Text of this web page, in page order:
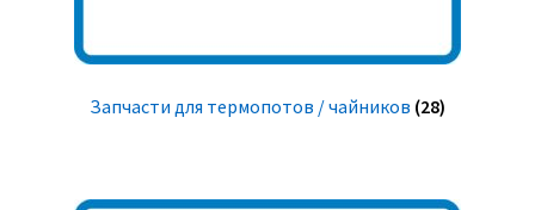
Запчасти для термопотов / чайников (28)